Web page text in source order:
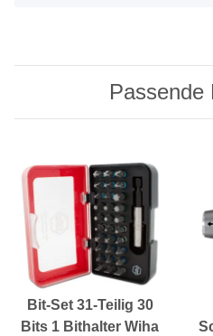
Passende
Bit-Set 31-Teilig 30
Bits 1 Bithalter Wiha